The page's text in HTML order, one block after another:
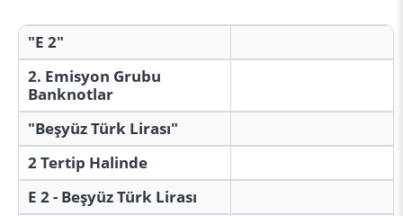
"E 2"
2. Emisyon Grubu
Banknotlar
"Beşyüz Türk Lirası"
2 Tertip Halinde
E 2 - Beşyüz Türk Lirası